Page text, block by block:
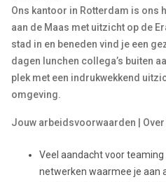
Ons kantoor in Rotterdam is ons
aan de Maas met uitzicht op de
stad in en beneden vind je een
dagen lunchen collega’s buiten
plek met een indrukwekkend
omgeving.
Jouw arbeidsvoorwaarden |
Veel aandacht voor
netwerken waarmee je aan